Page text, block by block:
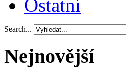
Ostatní
Search...
Nejnovější